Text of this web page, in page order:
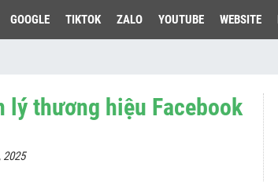
GOOGLE TIKTOK ZALO YOUTUBE WEBSITE
lý thương hiệu Facebook
2025